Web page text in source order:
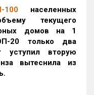
100 населенных
текущего
домов на 1
20 только два
уступил вторую
вытеснила из